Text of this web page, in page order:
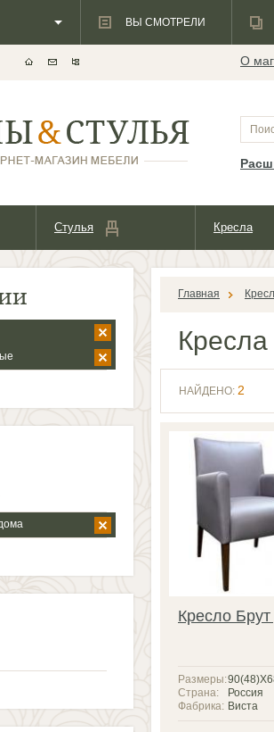
О
Стулья Кресла
Главная
Кресла
НАЙДЕНО: 2
Кресло
Размеры:
Россия
Страна:
Виста
Фабрика:
ВЫ СМОТРЕЛИ